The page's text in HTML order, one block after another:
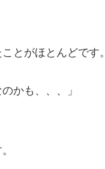
とがほとんどです。
かも、、、」